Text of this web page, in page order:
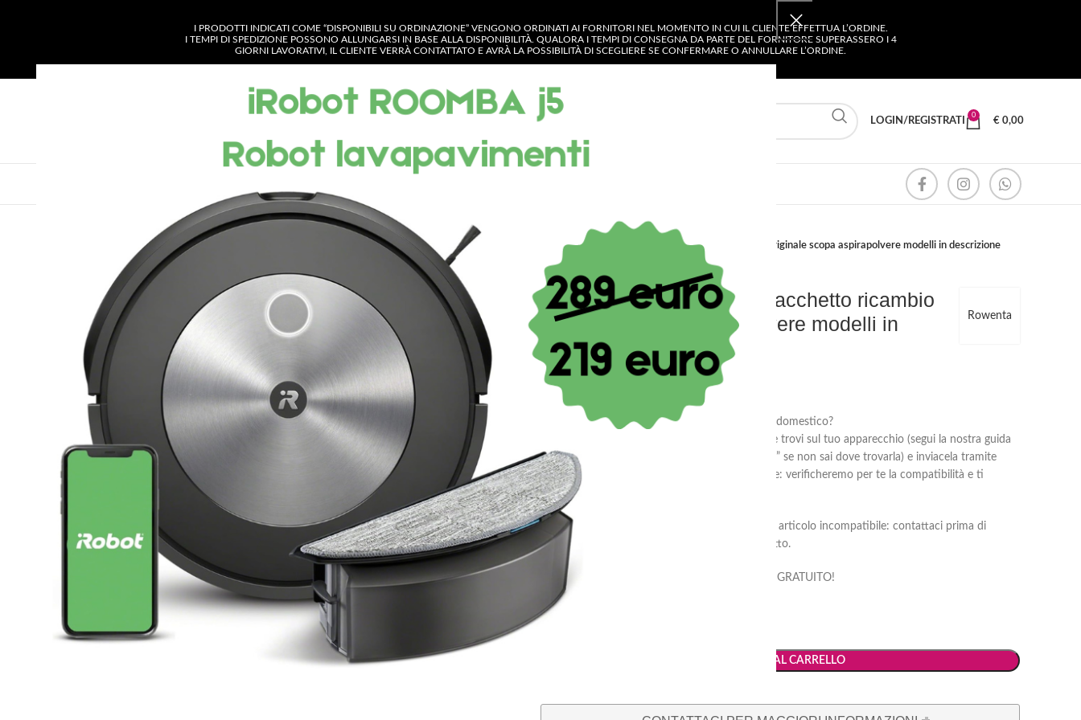
I PRODOTTI INDICATI COME “DISPONIBILI SU ORDINAZIONE” VENGONO ORDINATI AI FORNITORI NEL MOMENTO IN CUI IL CLIENTE EFFETTUA L’ORDINE.
I TEMPI DI SPEDIZIONE POSSONO ALLUNGARSI IN BASE ALLA DISPONIBILITÀ. QUALORA I TEMPI DI CONSEGNA DA PARTE DEL FORNITORE SUPERASSERO I 4
GIORNI LAVORATIVI, IL CLIENTE VERRÀ CONTATTATO E AVRÀ LA POSSIBILITÀ DI SCEGLIERE SE CONFERMARE O ANNULLARE L’ORDINE.
SELEZIONA CATEGORIA
LOGIN/REGISTRATI
0
€ 0,00
Rowenta Supporto reggi sacchetto ricambio originale scopa aspirapolvere modelli in descrizione
Rowenta
Rowenta Supporto reggi sacchetto ricambio
originale scopa aspirapolvere modelli in
descrizione
€3,90
Vuoi sapere se è il ricambio adatto al tuo elettrodomestico?
Fotografa l’etichetta con i codici produttore che trovi sul tuo apparecchio (segui la nostra guida
“Dove trovo il codice del mio elettrodomestico? ” se non sai dove trovarla) e inviacela tramite
Whatsapp
, scrivendoci il ricambio che ti occorre: verificheremo per te la compatibilità e ti
guideremo nell’acquisto del ricambio corretto.
Ci impegniamo per azzerare il rischio di reso per articolo incompatibile: contattaci prima di
acquistare e ti aiuteremo a non sbagliare prodotto.
Il nostro servizio di verifica della compatibilità è GRATUITO!
AGGIUNGI AL CARRELLO